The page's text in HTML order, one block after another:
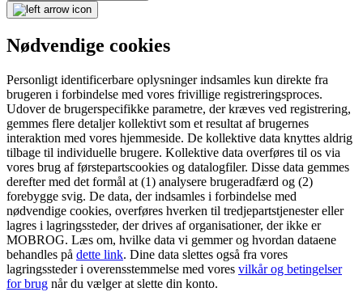
Nødvendige cookies
Personligt identificerbare oplysninger indsamles kun direkte fra
brugeren i forbindelse med vores frivillige registreringsproces.
Udover de brugerspecifikke parametre, der kræves ved registrering,
gemmes flere detaljer kollektivt som et resultat af brugernes
interaktion med vores hjemmeside. De kollektive data knyttes aldrig
tilbage til individuelle brugere. Kollektive data overføres til os via
vores brug af førstepartscookies og datalogfiler. Disse data gemmes
derefter med det formål at (1) analysere brugeradfærd og (2)
forebygge svig. De data, der indsamles i forbindelse med
nødvendige cookies, overføres hverken til tredjepartstjenester eller
lagres i lagringssteder, der drives af organisationer, der ikke er
MOBROG. Læs om, hvilke data vi gemmer og hvordan dataene
behandles på dette link. Dine data slettes også fra vores
lagringssteder i overensstemmelse med vores vilkår og betingelser
for brug når du vælger at slette din konto.